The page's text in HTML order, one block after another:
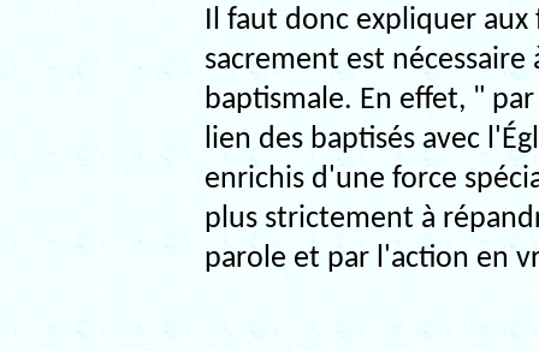
Il faut donc expliquer
sacrement est
baptismale. En effet, "
lien des baptisés avec
enrichis d'une force
plus strictement à
parole et par l'action en